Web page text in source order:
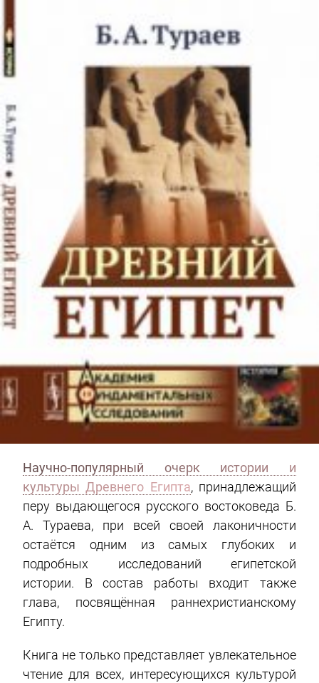
Научно-популярный очерк истории и
культуры Древнего Египта, принадлежащий
перу выдающегося русского востоковеда Б.
А. Тураева, при всей своей лаконичности
остаётся одним из самых глубоких и
подробных исследований египетской
истории. В состав работы входит также
глава, посвящённая раннехристианскому
Египту.
Книга не только представляет увлекательное
чтение для всех, интересующихся культурой